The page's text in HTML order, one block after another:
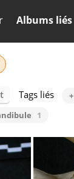
Albums liés
Tags liés
1